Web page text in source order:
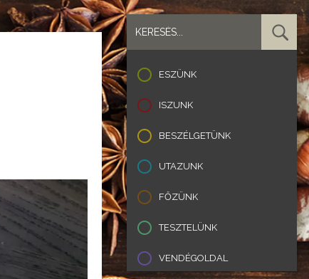
ESZÜNK
ISZUNK
BESZÉLGETÜNK
UTAZUNK
FŐZÜNK
TESZTELÜNK
VENDÉGOLDAL